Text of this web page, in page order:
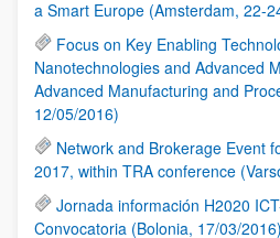
a Smart Europe (Amsterdam, 22-
Focus on Key Enabling
Nanotechnologies and Advanced
Advanced Manufacturing and
12/05/2016)
Network and Brokerage Event
2017, within TRA conference
Jornada información H2020
Convocatoria (Bolonia, 17/03/2016)